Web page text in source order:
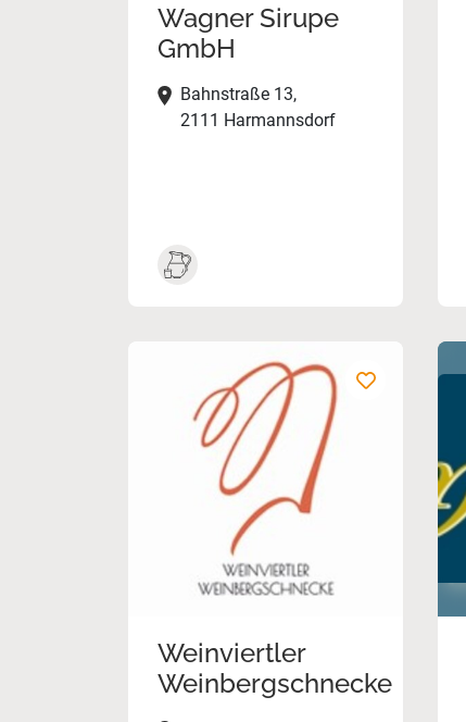
Wagner Sirupe
GmbH
Bahnstraße 13,
2111 Harmannsdorf
Weinviertler
Weinbergschnecke